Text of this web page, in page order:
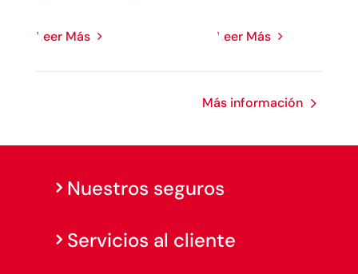
Leer Más Leer Más
Más información
Nuestros seguros
Servicios al cliente